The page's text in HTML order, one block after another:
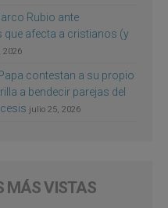
Rubio ante
afecta a cristianos (y
2026
contestan a su propio
a bendecir parejas del
julio 25, 2026
MÁS VISTAS